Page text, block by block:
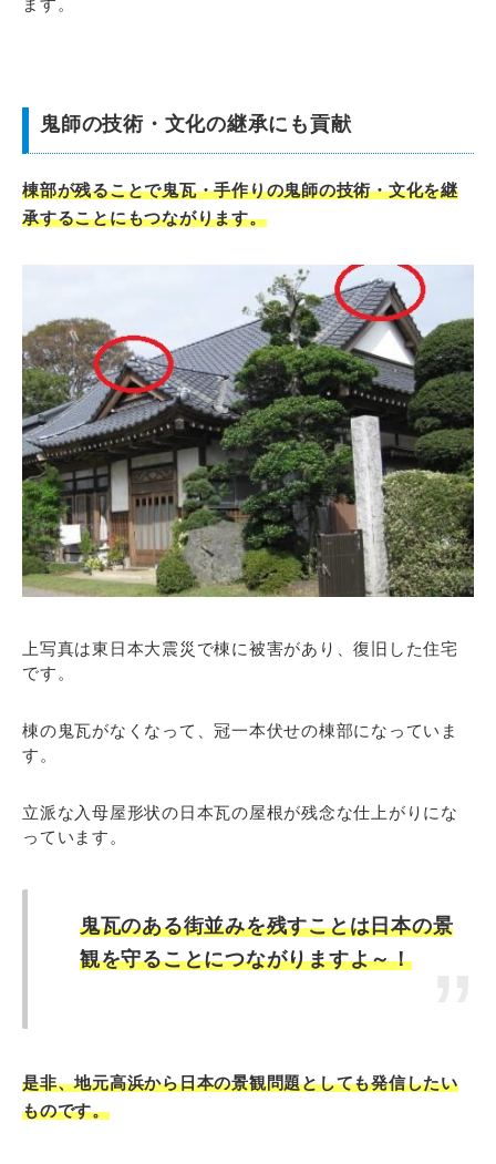
ます。
鬼師の技術・文化の継承にも貢献
棟部が残ることで鬼瓦・手作りの鬼師の技術・文化を継
承することにもつながります。
上写真は東日本大震災で棟に被害があり、復旧した住宅
です。
棟の鬼瓦がなくなって、冠一本伏せの棟部になっていま
す。
立派な入母屋形状の日本瓦の屋根が残念な仕上がりにな
っています。
鬼瓦のある街並みを残すことは日本の景
観を守ることにつながりますよ～！
是非、地元高浜から日本の景観問題としても発信したい
ものです。